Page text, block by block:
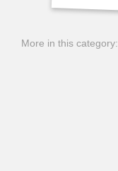
More in this category: